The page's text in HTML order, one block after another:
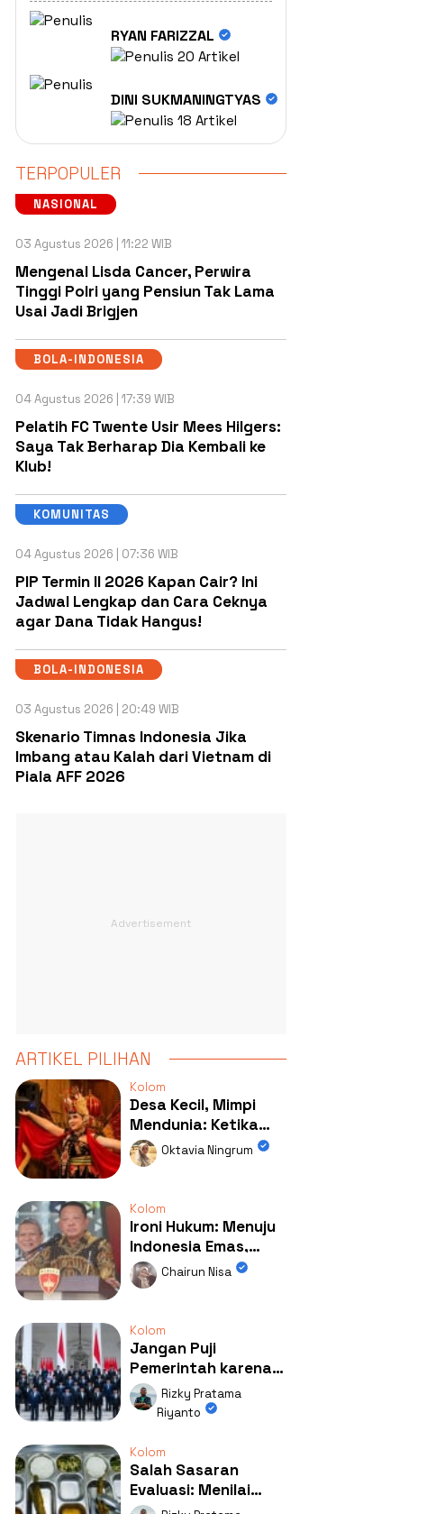
RYAN FARIZZAL
20 Artikel
DINI SUKMANINGTYAS
18 Artikel
TERPOPULER
NASIONAL
03 Agustus 2026 | 11:22 WIB
Mengenal Lisda Cancer, Perwira
Tinggi Polri yang Pensiun Tak Lama
Usai Jadi Brigjen
BOLA-INDONESIA
04 Agustus 2026 | 17:39 WIB
Pelatih FC Twente Usir Mees Hilgers:
Saya Tak Berharap Dia Kembali ke
Klub!
KOMUNITAS
04 Agustus 2026 | 07:36 WIB
PIP Termin II 2026 Kapan Cair? Ini
Jadwal Lengkap dan Cara Ceknya
agar Dana Tidak Hangus!
BOLA-INDONESIA
03 Agustus 2026 | 20:49 WIB
Skenario Timnas Indonesia Jika
Imbang atau Kalah dari Vietnam di
Piala AFF 2026
ARTIKEL PILIHAN
Kolom
Desa Kecil, Mimpi
Mendunia: Ketika
Kolaborasi
Mengubah Wajah
Oktavia Ningrum
Kolom
Ironi Hukum: Menuju
Indonesia Emas,
Ternyata Emasnya
Ada di Rumah Febrie!
Chairun Nisa
Kolom
Jangan Puji
Pemerintah karena
Kerja: Mengapa
Publik Begitu Mudah
Rizky Pratama
Riyanto
Kolom
Salah Sasaran
Evaluasi: Menilai
Program MBG Lewat